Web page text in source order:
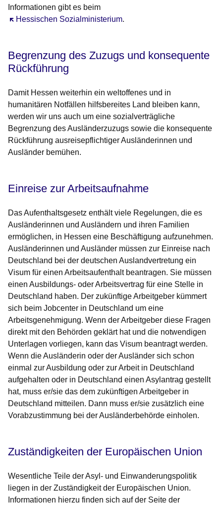
Informationen gibt es beim
Hessischen Sozialministerium
Öffnet sich in einem neuen Fenster
.
Begrenzung des Zuzugs und konsequente
Rückführung
Damit Hessen weiterhin ein weltoffenes und in
humanitären Notfällen hilfsbereites Land bleiben kann,
werden wir uns auch um eine sozialverträgliche
Begrenzung des Ausländerzuzugs sowie die konsequente
Rückführung ausreisepflichtiger Ausländerinnen und
Ausländer bemühen.
Einreise zur Arbeitsaufnahme
Das Aufenthaltsgesetz enthält viele Regelungen, die es
Ausländerinnen und Ausländern und ihren Familien
ermöglichen, in Hessen eine Beschäftigung aufzunehmen.
Ausländerinnen und Ausländer müssen zur Einreise nach
Deutschland bei der deutschen Auslandvertretung ein
Visum für einen Arbeitsaufenthalt beantragen. Sie müssen
einen Ausbildungs- oder Arbeitsvertrag für eine Stelle in
Deutschland haben. Der zukünftige Arbeitgeber kümmert
sich beim Jobcenter in Deutschland um eine
Arbeitsgenehmigung. Wenn der Arbeitgeber diese Fragen
direkt mit den Behörden geklärt hat und die notwendigen
Unterlagen vorliegen, kann das Visum beantragt werden.
Wenn die Ausländerin oder der Ausländer sich schon
einmal zur Ausbildung oder zur Arbeit in Deutschland
aufgehalten oder in Deutschland einen Asylantrag gestellt
hat, muss er/sie das dem zukünftigen Arbeitgeber in
Deutschland mitteilen. Dann muss er/sie zusätzlich eine
Vorabzustimmung bei der Ausländerbehörde einholen.
Zuständigkeiten der Europäischen Union
Wesentliche Teile der Asyl- und Einwanderungspolitik
liegen in der Zuständigkeit der Europäischen Union.
Informationen hierzu finden sich auf der Seite der